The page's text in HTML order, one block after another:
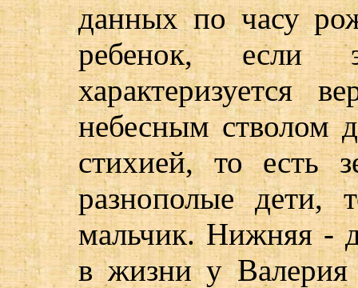
данных по часу
ребенок, если
характеризуется
небесным
стихией, то есть
разнополые дети,
мальчик. Нижняя -
в жизни у